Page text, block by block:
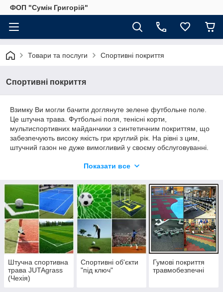
ФОП "Сумін Григорій"
Товари та послуги Спортивні покриття
Спортивні покриття
Взимку Ви могли бачити доглянуте зелене футбольне поле.
Це штучна трава. Футбольні поля, тенісні корти,
мультиспортивних майданчики з синтетичним покриттям, що
забезпечують високу якість гри круглий рік. На рівні з цим,
штучний газон не дуже вимогливий у своєму обслуговуванні.
зробити футбол, волейбол, теніс, регбі та хокей на траві
Показати все
Штучна спортивна
трава JUTAgrass
(Чехія)
Спортивні об'єкти
"під ключ"
Гумові покриття
травмобезпечні